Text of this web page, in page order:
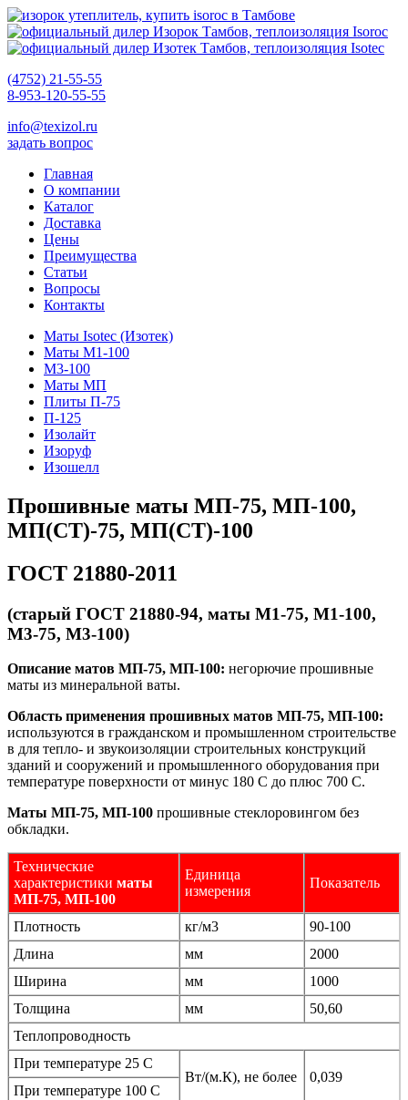
(4752) 21-55-55
8-953-120-55-55
info@texizol.ru
задать вопрос
Главная
О компании
Каталог
Доставка
Цены
Преимущества
Статьи
Вопросы
Контакты
Маты Isotec (Изотек)
Маты М1-100
М3-100
Маты МП
Плиты П-75
П-125
Изолайт
Изоруф
Изошелл
Прошивные маты МП-75, МП-100,
МП(СТ)-75, МП(СТ)-100
ГОСТ 21880-2011
(старый ГОСТ 21880-94, маты М1-75, М1-100,
M3-75, M3-100)
Описание матов МП-75, МП-100: негорючие прошивные
маты из минеральной ваты.
Область применения прошивных матов МП-75, МП-100:
используются в гражданском и промышленном строительстве
в для тепло- и звукоизоляции строительных конструкций
зданий и сооружений и промышленного оборудования при
температуре поверхности от минус 180 С до плюс 700 С.
Маты МП-75, МП-100 прошивные стеклоровингом без
обкладки.
Технические
характеристики маты
МП-75, МП-100
Единица
измерения
Показатель
Плотность кг/м3
90-100
Длина
мм
2000
Ширина
мм
1000
Толщина
мм
50,60
Теплопроводность
При температуре 25 С
Вт/(м.К), не более
0,039
При температуре 100 С